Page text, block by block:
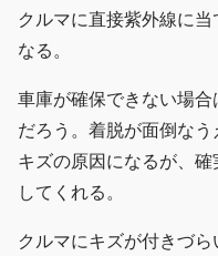
クルマに直接紫外線に
なる。
車庫が確保できない場
だろう。着脱が面倒な
キズの原因になるが、
してくれる。
クルマにキズが付きづ